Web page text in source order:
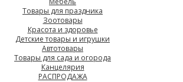
Товары для праздника
Зоотовары
Красота и здоровье
Детские товары и игрушки
Автотовары
Товары для сада и огорода
Канцелярия
РАСПРОДАЖА